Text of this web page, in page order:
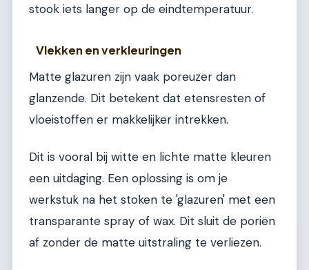
stook iets langer op de eindtemperatuur.
Vlekken en verkleuringen
Matte glazuren zijn vaak poreuzer dan
glanzende. Dit betekent dat etensresten of
vloeistoffen er makkelijker intrekken.
Dit is vooral bij witte en lichte matte kleuren
een uitdaging. Een oplossing is om je
werkstuk na het stoken te 'glazuren' met een
transparante spray of wax. Dit sluit de poriën
af zonder de matte uitstraling te verliezen.